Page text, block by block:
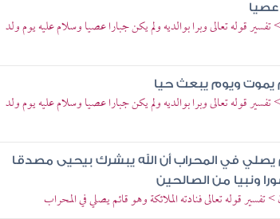
عصيا
قوله تعالى وبرا بوالديه ولم يكن جبارا عصيا وسلام عليه يوم ولد
يموت ويوم يبعث حيا
قوله تعالى وبرا بوالديه ولم يكن جبارا عصيا وسلام عليه يوم ولد
يصلي في المحراب أن الله يبشرك بيحيى مصدقا
ونبيا من الصالحين
قوله تعالى فنادته الملائكة وهو قائم يصلي في المحراب